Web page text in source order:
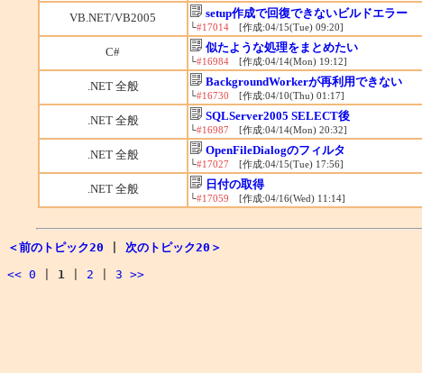
VB.NET/VB2005 setup作成で回復できないビルドエラー
└#17014[作成:04/15(Tue) 09:20]
C# 似たような処理をまとめたい
└#16984[作成:04/14(Mon) 19:12]
.NET 全般 BackgroundWorkerが再利用できない
└#16730 [作成:04/10(Thu) 01:17]
.NET 全般 SQLServer2005 SELECT後
└#16987 [作成:04/14(Mon) 20:32]
.NET 全般 OpenFileDialogのフィルタ
└#17027 [作成:04/15(Tue) 17:56]
.NET 全般 日付の取得
└#17059 [作成:04/16(Wed) 11:14]
＜前のトピック20
次のトピック20＞
<< 0 1 2 3 >>